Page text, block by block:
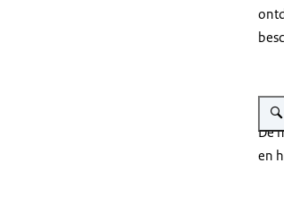
De
en